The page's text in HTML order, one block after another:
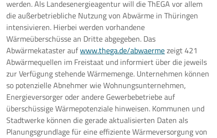
Positionen
Jobs
Mediathek
Akkreditierung
Mehr
werden. Als Landesenergieagentur will die ThEGA vor allem
die außerbetriebliche Nutzung von Abwärme in Thüringen
intensivieren. Hierbei werden vorhandene
Wärmeüberschüsse an Dritte abgegeben. Das
Abwärmekataster aufwww.thega.de/abwaermezeigt 421
Abwärmequellen im Freistaat und informiert über die jeweils
zur Verfügung stehende Wärmemenge. Unternehmen können
so potenzielle Abnehmer wie Wohnungsunternehmen,
Energieversorger oder andere Gewerbebetriebe auf
überschüssige Wärmepotenziale hinweisen. Kommunen und
Stadtwerke können die gerade aktualisierten Daten als
Planungsgrundlage für eine effiziente Wärmeversorgung von